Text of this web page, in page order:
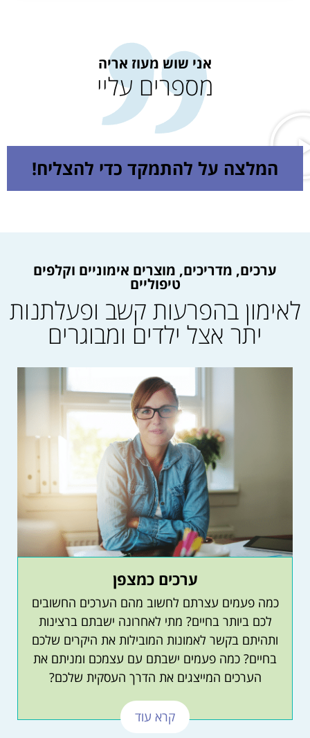
אני שוש מעוז אריה
מספרים עליי
המלצה על להתמקד כדי להצליח!
ערכים, מדריכים, מוצרים אימוניים וקלפים
טיפוליים
לאימון בהפרעות קשב ופעלתנות
יתר אצל ילדים ומבוגרים
ערכים כמצפן
כמה פעמים עצרתם לחשוב מהם הערכים החשובים
לכם ביותר בחיים? מתי לאחרונה ישבתם ברצינות
ותהיתם בקשר לאמונות המובילות את היקרים שלכם
בחיים? כמה פעמים ישבתם עם עצמכם ומניתם את
הערכים המייצגים את הדרך העסקית שלכם?
קרא עוד